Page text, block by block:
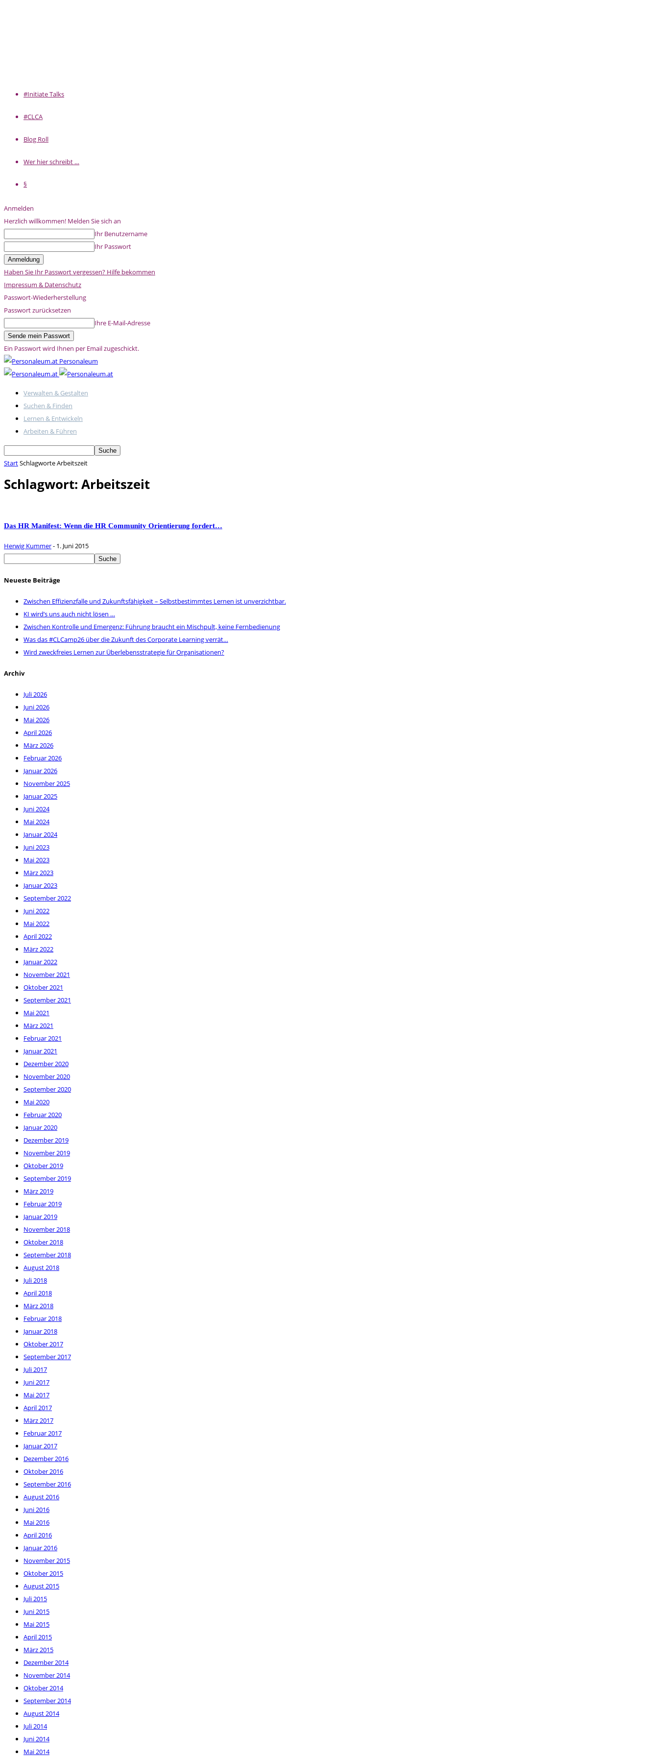
#Initiate Talks
#CLCA
Blog Roll
Wer hier schreibt …
§
Anmelden
Herzlich willkommen! Melden Sie sich an
Ihr Benutzername
Ihr Passwort
Haben Sie Ihr Passwort vergessen? Hilfe bekommen
Impressum & Datenschutz
Passwort-Wiederherstellung
Passwort zurücksetzen
Ihre E-Mail-Adresse
Ein Passwort wird Ihnen per Email zugeschickt.
Personaleum
Verwalten & Gestalten
Suchen & Finden
Lernen & Entwickeln
Arbeiten & Führen
StartSchlagworteArbeitszeit
Schlagwort: Arbeitszeit
Das HR Manifest: Wenn die HR Community Orientierung fordert…
Herwig Kummer- 1. Juni 2015
Neueste Beiträge
Zwischen Effizienzfalle und Zukunftsfähigkeit – Selbstbestimmtes Lernen ist unverzichtbar.
KI wird’s uns auch nicht lösen …
Zwischen Kontrolle und Emergenz: Führung braucht ein Mischpult, keine Fernbedienung
Was das #CLCamp26 über die Zukunft des Corporate Learning verrät…
Wird zweckfreies Lernen zur Überlebensstrategie für Organisationen?
Archiv
Juli 2026
Juni 2026
Mai 2026
April 2026
März 2026
Februar 2026
Januar 2026
November 2025
Januar 2025
Juni 2024
Mai 2024
Januar 2024
Juni 2023
Mai 2023
März 2023
Januar 2023
September 2022
Juni 2022
Mai 2022
April 2022
März 2022
Januar 2022
November 2021
Oktober 2021
September 2021
Mai 2021
März 2021
Februar 2021
Januar 2021
Dezember 2020
November 2020
September 2020
Mai 2020
Februar 2020
Januar 2020
Dezember 2019
November 2019
Oktober 2019
September 2019
März 2019
Februar 2019
Januar 2019
November 2018
Oktober 2018
September 2018
August 2018
Juli 2018
April 2018
März 2018
Februar 2018
Januar 2018
Oktober 2017
September 2017
Juli 2017
Juni 2017
Mai 2017
April 2017
März 2017
Februar 2017
Januar 2017
Dezember 2016
Oktober 2016
September 2016
August 2016
Juni 2016
Mai 2016
April 2016
Januar 2016
November 2015
Oktober 2015
August 2015
Juli 2015
Juni 2015
Mai 2015
April 2015
März 2015
Dezember 2014
November 2014
Oktober 2014
September 2014
August 2014
Juli 2014
Juni 2014
Mai 2014